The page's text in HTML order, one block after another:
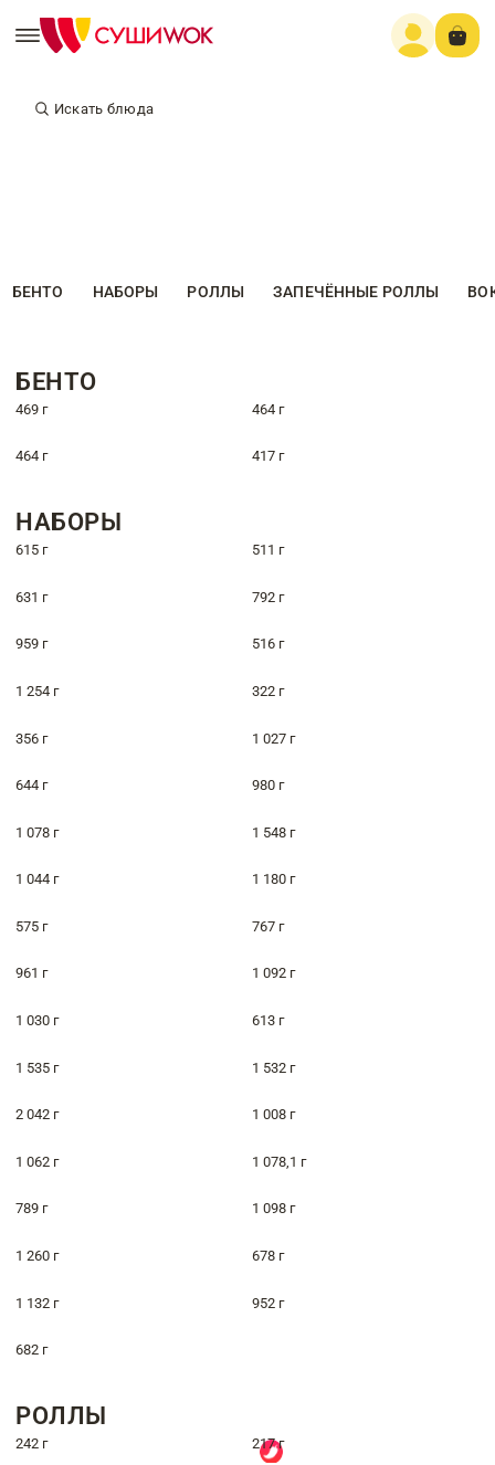
Искать блюда
БЕНТО НАБОРЫ РОЛЛЫ ЗАПЕЧЁННЫЕ РОЛЛЫ
БЕНТО
469 г 464 г
464 г 417 г
НАБОРЫ
615 г 511 г
631 г 792 г
959 г 516 г
1 254 г 322 г
356 г 1 027 г
644 г 980 г
1 078 г 1 548 г
1 044 г 1 180 г
575 г 767 г
961 г 1 092 г
1 030 г 613 г
1 535 г 1 532 г
2 042 г 1 008 г
1 062 г 1 078,1 г
789 г 1 098 г
1 260 г 678 г
1 132 г 952 г
682 г
РОЛЛЫ
242 г 217 г